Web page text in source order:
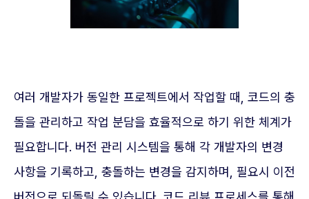
여러 개발자가 동일한 프로젝트에서 작업할 때, 코드의 충
돌을 관리하고 작업 분담을 효율적으로 하기 위한 체계가
필요합니다. 버전 관리 시스템을 통해 각 개발자의 변경
사항을 기록하고, 충돌하는 변경을 감지하며, 필요시 이전